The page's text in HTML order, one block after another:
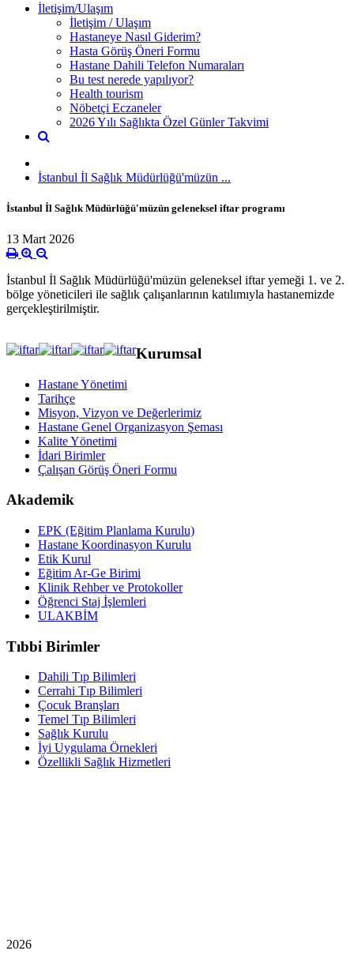
İletişim/Ulaşım
İletişim / Ulaşım
Hastaneye Nasıl Giderim?
Hasta Görüş Öneri Formu
Hastane Dahili Telefon Numaraları
Bu test nerede yapılıyor?
Health tourism
Nöbetçi Eczaneler
2026 Yılı Sağlıkta Özel Günler Takvimi
İstanbul İl Sağlık Müdürlüğü'müzün ...
İstanbul İl Sağlık Müdürlüğü'müzün geleneksel iftar programı
13 Mart 2026
İstanbul İl Sağlık Müdürlüğü'müzün geleneksel iftar yemeği 1. ve 2.
bölge yöneticileri ile sağlık çalışanlarının katılımıyla hastanemizde
gerçekleştirilmiştir.
Kurumsal
Hastane Yönetimi
Tarihçe
Misyon, Vizyon ve Değerlerimiz
Hastane Genel Organizasyon Şeması
Kalite Yönetimi
İdari Birimler
Çalışan Görüş Öneri Formu
Akademik
EPK (Eğitim Planlama Kurulu)
Hastane Koordinasyon Kurulu
Etik Kurul
Eğitim Ar-Ge Birimi
Klinik Rehber ve Protokoller
Öğrenci Staj İşlemleri
ULAKBİM
Tıbbi Birimler
Dahili Tıp Bilimleri
Cerrahi Tıp Bilimleri
Çocuk Branşları
Temel Tıp Bilimleri
Sağlık Kurulu
İyi Uygulama Örnekleri
Özellikli Sağlık Hizmetleri
2026